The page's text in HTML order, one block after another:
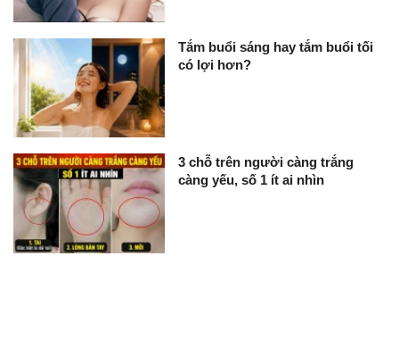
Tắm buổi sáng hay tắm buổi tối
có lợi hơn?
3 chỗ trên người càng trắng
càng yếu, số 1 ít ai nhìn